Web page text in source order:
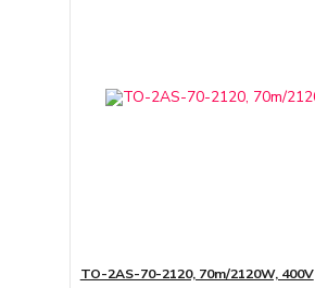
TO-2AS-70-2120, 70m/2120W, 400V